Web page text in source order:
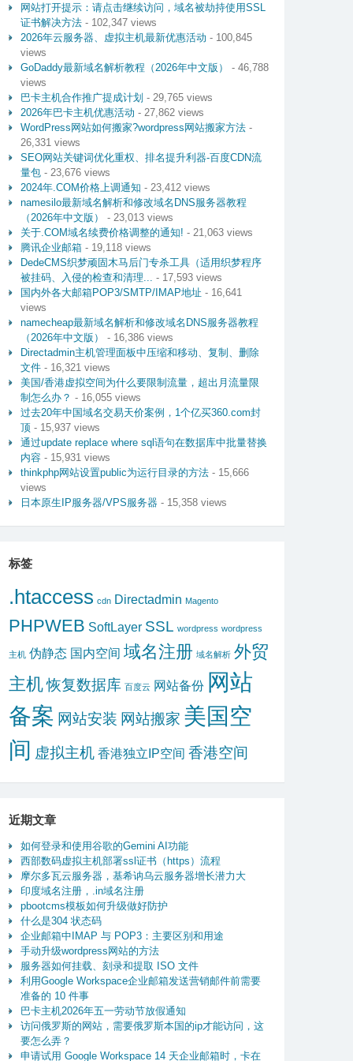
网站打开提示：请点击继续访问，域名被劫持使用SSL
证书解决方法- 102,347 views
2026年云服务器、虚拟主机最新优惠活动 - 100,845
views
GoDaddy最新域名解析教程（2026年中文版）
- 46,788
views
巴卡主机合作推广提成计划 - 29,765 views
2026年巴卡主机优惠活动 - 27,862 views
WordPress网站如何搬家?wordpress网站搬家方法-
26,331 views
SEO网站关键词优化重权、排名提升利器-百度CDN流
量包- 23,676 views
2024年.COM价格上调通知 - 23,412 views
namesilo最新域名解析和修改域名DNS服务器教程
（2026年中文版）
- 23,013 views
关于.COM域名续费价格调整的通知! - 21,063 views
腾讯企业邮箱- 19,118 views
DedeCMS织梦顽固木马后门专杀工具（适用织梦程序
被挂码、入侵的检查和清理... - 17,593 views
国内外各大邮箱POP3/SMTP/IMAP地址 - 16,641
views
namecheap最新域名解析和修改域名DNS服务器教程
（2026年中文版）
- 16,386 views
Directadmin主机管理面板中压缩和移动、复制、删除
文件- 16,321 views
美国/香港虚拟空间为什么要限制流量，超出月流量限
制怎么办？ - 16,055 views
过去20年中国域名交易天价案例，1个亿买360.com封
顶- 15,937 views
通过update replace where sql语句在数据库中批量替换
内容- 15,931 views
thinkphp网站设置public为运行目录的方法- 15,666
views
日本原生IP服务器/VPS服务器 - 15,358 views
标签
.htaccess cdn Directadmin Magento
PHPWEB SoftLayer SSL wordpress wordpress
主机 伪静态 国内空间 域名注册 域名解析 外贸
主机恢复数据库 百度云 网站备份 网站
备案 网站安装 网站搬家 美国空
间 虚拟主机 香港独立IP空间 香港空间
近期文章
如何登录和使用谷歌的Gemini AI功能
西部数码虚拟主机部署ssl证书（https）流程
摩尔多瓦云服务器，基希讷乌云服务器增长潜力大
印度域名注册，.in域名注册
pbootcms模板如何升级做好防护
什么是304 状态码
企业邮箱中IMAP 与 POP3：主要区别和用途
手动升级wordpress网站的方法
服务器如何挂载、刻录和提取 ISO 文件
利用Google Workspace企业邮箱发送营销邮件前需要
准备的 10 件事
巴卡主机2026年五一劳动节放假通知
访问俄罗斯的网站，需要俄罗斯本国的ip才能访问，这
要怎么弄？
申请试用 Google Workspace 14 天企业邮箱时，卡在